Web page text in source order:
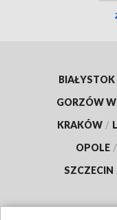
BIAŁYSTOK
GORZÓW
KRAKÓW /
OPOLE /
SZCZECIN